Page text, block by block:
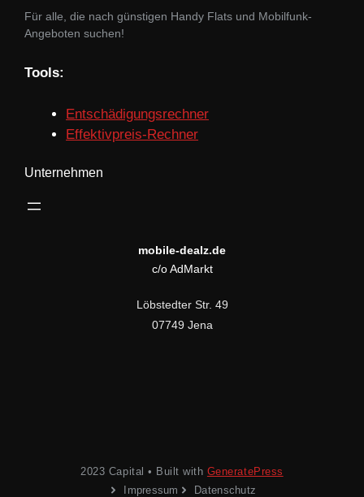
Für alle, die nach günstigen Handy Flats und Mobilfunk-
Angeboten suchen!
Tools:
Entschädigungsrechner
Effektivpreis-Rechner
Unternehmen
mobile-dealz.de
c/o AdMarkt
Löbstedter Str. 49
07749 Jena
2023 Capital • Built with GeneratePress
Impressum
Datenschutz